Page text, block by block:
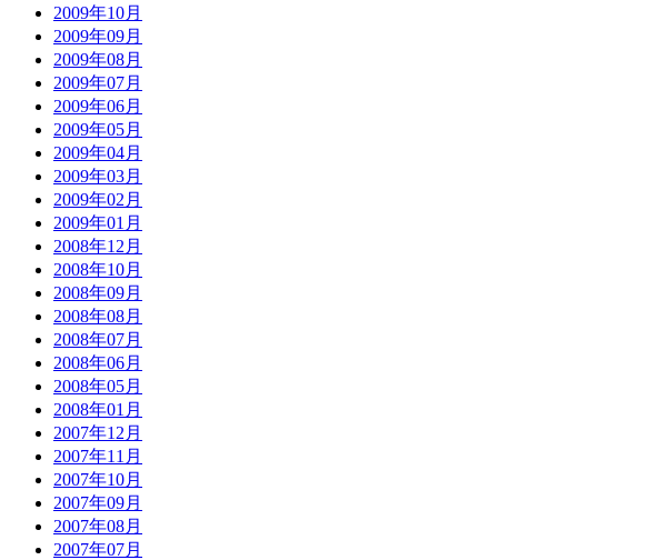
2009年10月
2009年09月
2009年08月
2009年07月
2009年06月
2009年05月
2009年04月
2009年03月
2009年02月
2009年01月
2008年12月
2008年10月
2008年09月
2008年08月
2008年07月
2008年06月
2008年05月
2008年01月
2007年12月
2007年11月
2007年10月
2007年09月
2007年08月
2007年07月